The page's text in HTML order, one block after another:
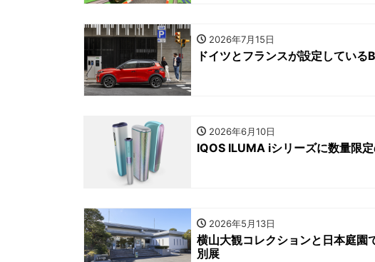
2026年7月15日
ドイツとフランスが設定してい
2026年6月10日
IQOS ILUMA iシリーズに数量限
2026年5月13日
横山大観コレクションと日本庭園
別展